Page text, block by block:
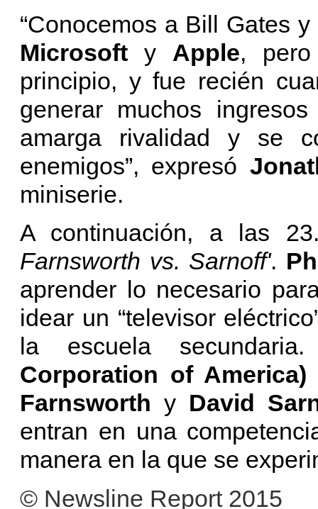
“Conocemos a Bill Gates
Microsoft y Apple,
principio, y fue recién
generar muchos
amarga rivalidad y se
enemigos”, expresó
miniserie.
A continuación, a las
Farnsworth vs. Sarnoff'.
aprender lo necesario
idear un “televisor
la escuela
Corporation of America)
Farnsworth y David
entran en una
manera en la que se
© Newsline Report 2015